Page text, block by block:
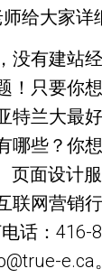
给大家详
没有建站
！只要你
特兰大最
哪些？你
页面设计
联网营销
话：416-
e.ca。